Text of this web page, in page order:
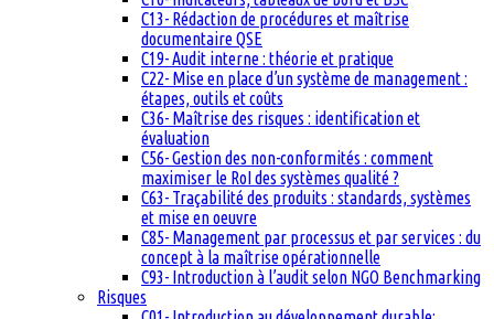
C13- Rédaction de procédures et maîtrise
documentaire QSE
C19- Audit interne : théorie et pratique
C22- Mise en place d’un système de management :
étapes, outils et coûts
C36- Maîtrise des risques : identification et
évaluation
C56- Gestion des non-conformités : comment
maximiser le RoI des systèmes qualité ?
C63- Traçabilité des produits : standards, systèmes
et mise en oeuvre
C85- Management par processus et par services : du
concept à la maîtrise opérationnelle
C93- Introduction à l’audit selon NGO Benchmarking
Risques